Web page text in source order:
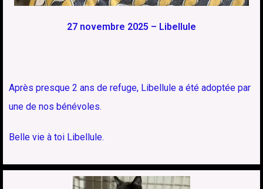
27 novembre 2025 – Libellule
Après presque 2 ans de refuge, Libellule a été adoptée par
une de nos bénévoles.
Belle vie à toi Libellule.